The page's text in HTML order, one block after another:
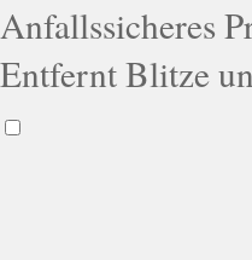
Anfallssicheres
Entfernt Blitze